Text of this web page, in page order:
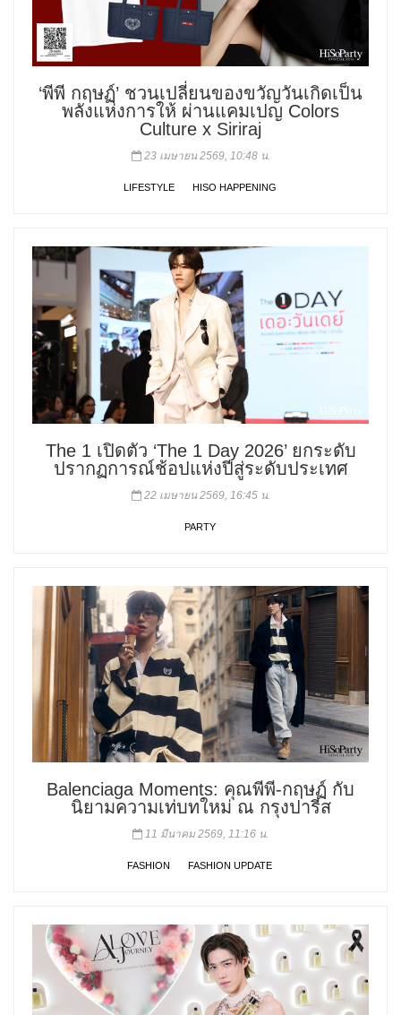
‘พีพี กฤษฏ์’ ชวนเปลี่ยนของขวัญวันเกิดเป็น
พลังแห่งการให้ ผ่านแคมเปญ Colors
Culture x Siriraj
23 เมษายน 2569, 10:48 น.
LIFESTYLE HISO HAPPENING
The 1 เปิดตัว ‘The 1 Day 2026’ ยกระดับ
ปรากฏการณ์ช้อปแห่งปีสู่ระดับประเทศ
22 เมษายน 2569, 16:45 น.
PARTY
Balenciaga Moments: คุณพีพี-กฤษฏ์ กับ
นิยามความเท่บทใหม่ ณ กรุงปารีส
11 มีนาคม 2569, 11:16 น.
FASHION FASHION UPDATE